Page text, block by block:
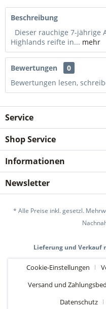
Beschreibung
Dieser rauchige 7-jährige
Highlands reifte in... mehr
Bewertungen
0
Bewertungen lesen,
Service
Shop Service
Informationen
Newsletter
* Alle Preise inkl. gesetzl.
Lieferung und Verkauf
Cookie-Einstellungen
Versand und
Datenschutz